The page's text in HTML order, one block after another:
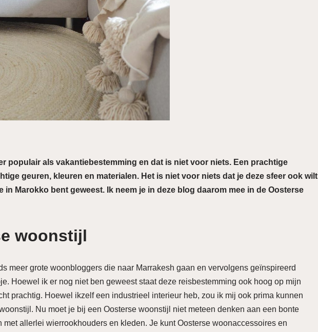
populair als vakantiebestemming en dat is niet voor niets. Een prachtige
geuren, kleuren en materialen. Het is niet voor niets dat je deze sfeer ook wilt
in Marokko bent geweest. Ik neem je in deze blog daarom mee in de Oosterse
woonstijl
meer grote woonbloggers die naar Marrakesh gaan en vervolgens geïnspireerd
Hoewel ik er nog niet ben geweest staat deze reisbestemming ook hoog op mijn
prachtig. Hoewel ikzelf een industrieel interieur heb, zou ik mij ook prima kunnen
Nu moet je bij een Oosterse woonstijl niet meteen denken aan een bonte
met allerlei wierrookhouders en kleden. Je kunt Oosterse woonaccessoires en